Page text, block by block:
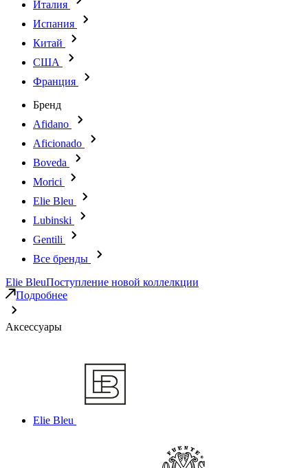
Италия
Испания
Китай
США
Франция
Бренд
Afidano
Aficionado
Boveda
Morici
Elie Bleu
Lubinski
Gentili
Все бренды
Elie BleuПоступление новой коллелкции
Подробнее
Аксессуары
Elie Bleu